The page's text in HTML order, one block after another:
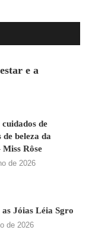
e a
de
de beleza da
Rôse
de 2026
as Jóias Léia Sgro
de 2026